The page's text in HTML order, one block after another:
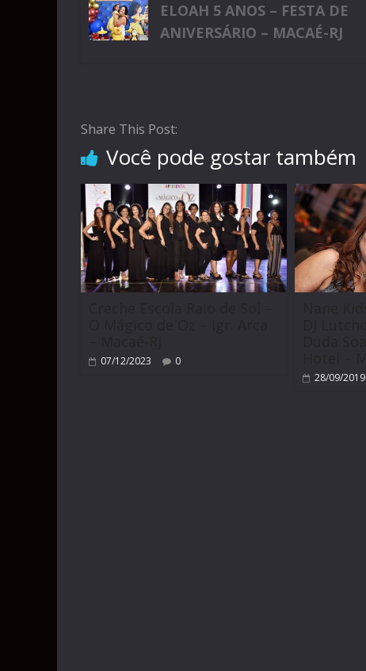
ELOAH 5 ANOS – FESTA DE
ANIVERSÁRIO – MACAÉ-RJ
Share This Post:
Você pode gostar também
07/12/2023 0
28/09/2019